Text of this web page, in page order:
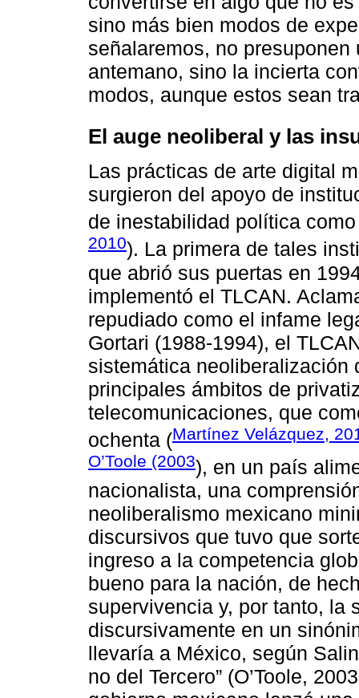
sino más bien modos de
señalaremos, no
antemano, sino la incierta
modos, aunque estos sean
El auge neoliberal y las
Las prácticas de arte digital
surgieron del apoyo de
de inestabilidad política
2010). La primera de tales
que abrió sus puertas en
implementó el TLCAN.
repudiado como el infame
Gortari (1988-1994), el
sistemática neoliberalización
principales ámbitos de
telecomunicaciones, que
ochenta (Martínez Velázquez,
O’Toole (2003), en un país
nacionalista, una
neoliberalismo mexicano
discursivos que tuvo que
ingreso a la competencia
bueno para la nación, de
supervivencia y, por tanto, la
discursivamente en un
llevaría a México, según
no del Tercero” (O’Toole,